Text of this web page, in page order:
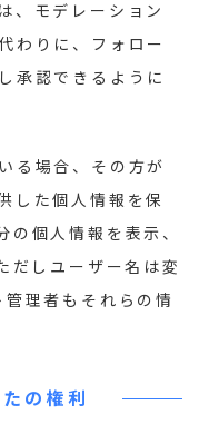
、モデレーション
わりに、フォロー
承認できるように
る場合、その方が
した個人情報を保
個人情報を表示、
だしユーザー名は変
理者もそれらの情
の権利